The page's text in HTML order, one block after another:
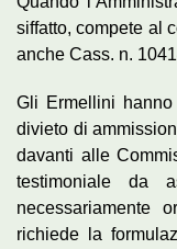
siffatto, compete al
anche Cass. n.
Gli Ermellini
divieto di
davanti alle
testimoniale da
necessariamente
richiede la